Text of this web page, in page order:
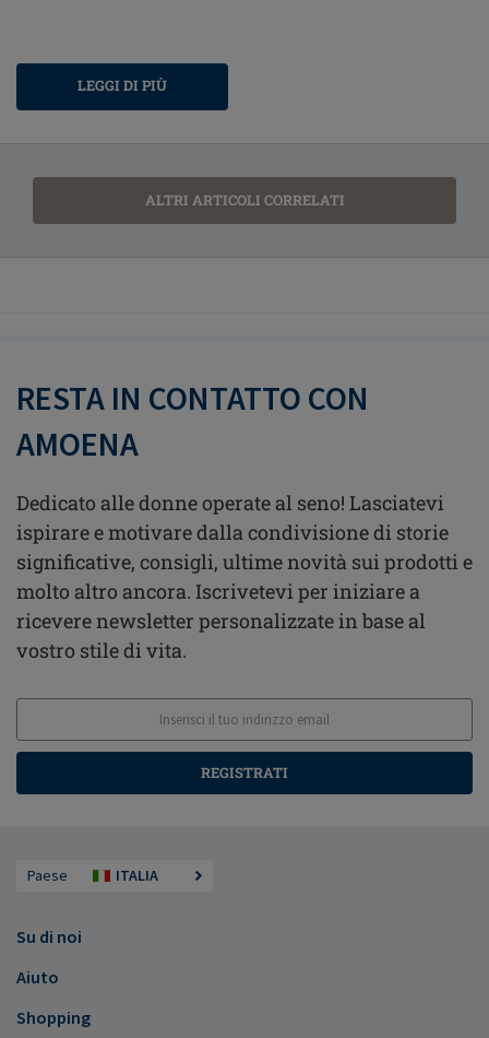
LEGGI DI PIÙ
ALTRI ARTICOLI CORRELATI
RESTA IN CONTATTO CON
AMOENA
Dedicato alle donne operate al seno! Lasciatevi
ispirare e motivare dalla condivisione di storie
significative, consigli, ultime novità sui prodotti e
molto altro ancora. Iscrivetevi per iniziare a
ricevere newsletter personalizzate in base al
vostro stile di vita.
REGISTRATI
Paese ITALIA
Su di noi
Aiuto
Shopping